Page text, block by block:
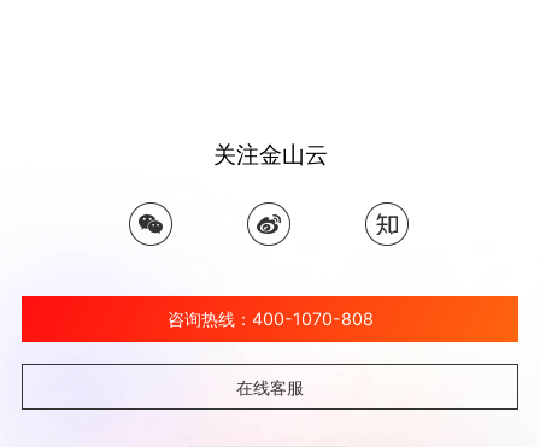
关注金山云
咨询热线：400-1070-808
在线客服